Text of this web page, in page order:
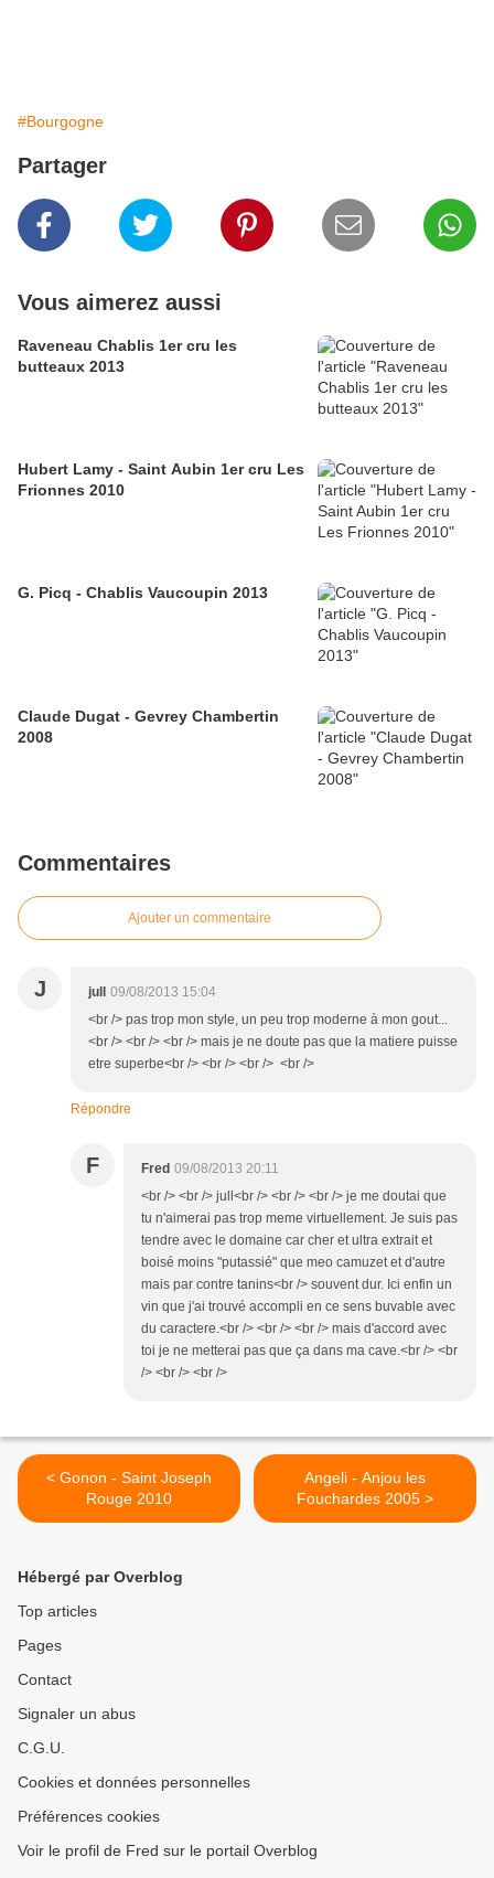
#Bourgogne
Partager
Vous aimerez aussi
Raveneau Chablis 1er cru les
butteaux 2013
Hubert Lamy - Saint Aubin 1er cru Les
Frionnes 2010
G. Picq - Chablis Vaucoupin 2013
Claude Dugat - Gevrey Chambertin
2008
Commentaires
Ajouter un commentaire
J jull
09/08/2013 15:04
<br /> pas trop mon style, un peu trop moderne à mon gout...
<br /> <br /> <br /> mais je ne doute pas que la matiere puisse
etre superbe<br /> <br /> <br /> <br />
Répondre
F Fred 09/08/2013 20:11
<br /> <br /> jull<br /> <br /> <br /> je me doutai que
tu n'aimerai pas trop meme virtuellement. Je suis pas
tendre avec le domaine car cher et ultra extrait et
boisé moins "putassié" que meo camuzet et d'autre
mais par contre tanins<br /> souvent dur. Ici enfin un
vin que j'ai trouvé accompli en ce sens buvable avec
du caractere.<br /> <br /> <br /> mais d'accord avec
toi je ne metterai pas que ça dans ma cave.<br /> <br
/> <br /> <br />
< Gonon - Saint Joseph
Rouge 2010
Angeli - Anjou les
Fouchardes 2005 >
Hébergé par Overblog
Top articles
Pages
Contact
Signaler un abus
C.G.U.
Cookies et données personnelles
Préférences cookies
Voir le profil de Fred sur le portail Overblog